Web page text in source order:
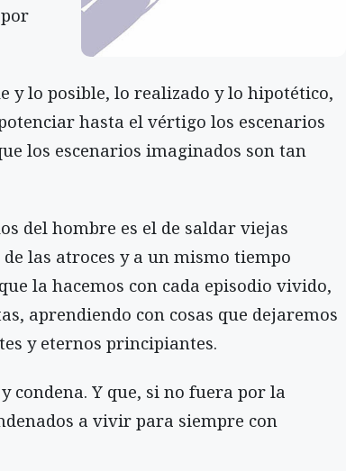
y lo posible, lo realizado y lo hipotético,
hasta el vértigo los escenarios
los escenarios imaginados son tan
del hombre es el de saldar viejas
las atroces y a un mismo tiempo
la hacemos con cada episodio vivido,
aprendiendo con cosas que dejaremos
y eternos principiantes.
condena. Y que, si no fuera por la
a vivir para siempre con